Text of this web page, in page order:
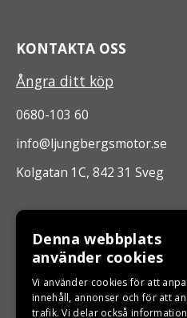
KONTAKTA OSS
Ångra ditt köp
0680-103 60
info@ljungbergsmotor.se
Kolgatan 1C, 842 31 Sveg
ÖPPETTIDER
Måndag - Fredag 10.00 -
LJUNGBERGS MOTOR
Denna webbplats
använder cookies
Vi använder cookies för att
innehåll, annonser och för att
trafik. Vi delar också